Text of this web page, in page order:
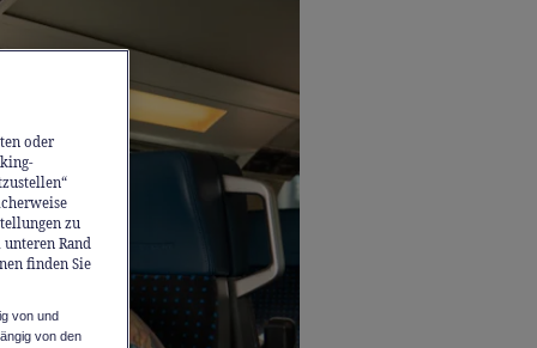
oder
zu
Rand
finden Sie
von und
von den